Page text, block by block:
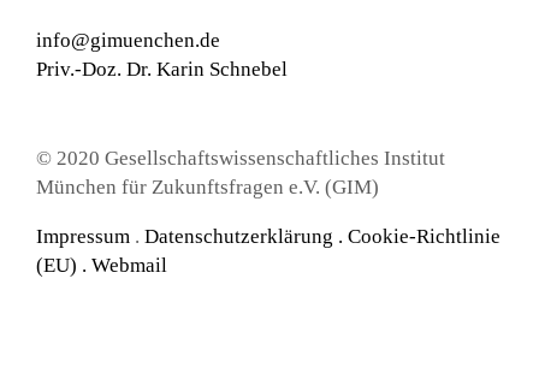
info@gimuenchen.de
Priv.-Doz. Dr. Karin Schnebel
© 2020 Gesellschaftswissenschaftliches Institut
München für Zukunftsfragen e.V. (GIM)
Impressum . Datenschutzerklärung . Cookie-Richtlinie
(EU) . Webmail